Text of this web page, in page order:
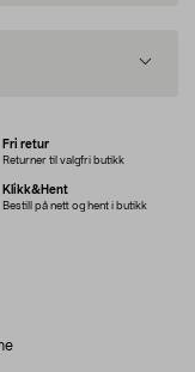
Fri retur
Returner til valgfri butikk
Klikk&Hent
Bestill på nett og hent i butikk